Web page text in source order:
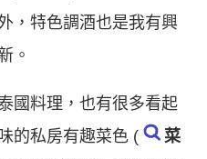
，特色調酒也是我有興
。
國料理，也有很多看起
的私房有趣菜色 (
菜